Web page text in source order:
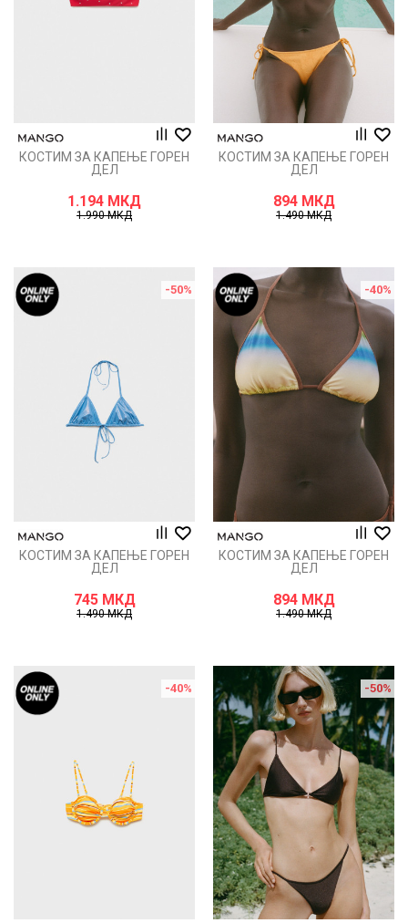
КОСТИМ ЗА КАПЕЊЕ ГОРЕН
ДЕЛ
1.194 МКД
1.990МКД
КОСТИМ ЗА КАПЕЊЕ ГОРЕН
ДЕЛ
894 МКД
1.490МКД
-50%
КОСТИМ ЗА КАПЕЊЕ ГОРЕН
ДЕЛ
745 МКД
1.490МКД
-40%
КОСТИМ ЗА КАПЕЊЕ ГОРЕН
ДЕЛ
894 МКД
1.490МКД
-40% -50%